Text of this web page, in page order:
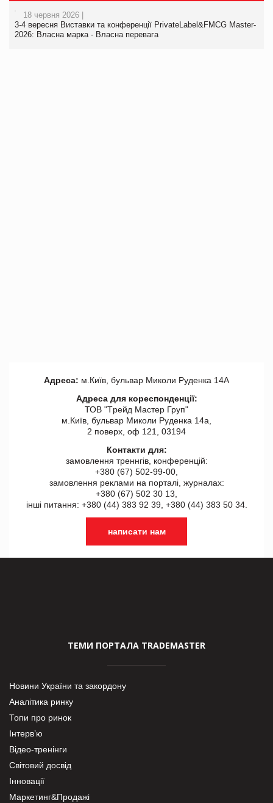
18 червня 2026 |
3-4 вересня Виставки та конференції PrivateLabel&FMCG Master-
2026: Власна марка - Власна перевага
Адреса: м.Київ, бульвар Миколи Руденка 14А
Адреса для кореспонденції:
ТОВ "Tрейд Мастер Груп"
м.Київ, бульвар Миколи Руденка 14а,
2 поверх, оф 121, 03194
Контакти для:
замовлення треннгів, конференцій:
+380 (67) 502-99-00,
замовлення реклами на порталі, журналах:
+380 (67) 502 30 13,
інші питання: +380 (44) 383 92 39, +380 (44) 383 50 34.
написати нам
ТЕМИ ПОРТАЛА TRADEMASTER
Новини України та закордону
Аналітика ринку
Топи про ринок
Інтерв’ю
Відео-тренінги
Світовий досвід
Інновації
Маркетинг&Продажі